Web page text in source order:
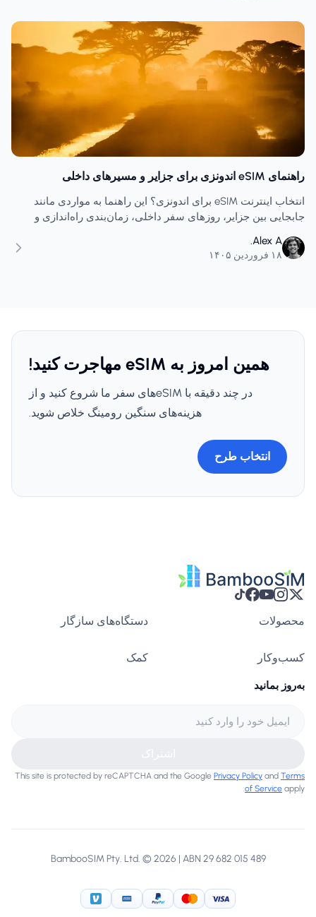
راهنمای eSIM اندونزی برای جزایر و مسیرهای داخلی
انتخاب اینترنت eSIM برای اندونزی؟ این راهنما به مواردی مانند
جابجایی بین جزایر، روزهای سفر داخلی، زمان‌بندی راه‌اندازی و
می‌پردازد.
Alex A.
۱۸ فروردین ۱۴۰۵
همین امروز به eSIM مهاجرت کنید!
در چند دقیقه با eSIMهای سفر ما شروع کنید و از
هزینه‌های سنگین رومینگ خلاص شوید.
انتخاب طرح
محصولات دستگاه‌های سازگار
کسب‌وکار کمک
به‌روز بمانید
This site is protected by reCAPTCHA and the Google Privacy Policy and Terms
of Service apply.
BambooSIM Pty. Ltd. © 2026 | ABN 29 682 015 489
Visa
MasterCard
PayPal
American Express
Venmo